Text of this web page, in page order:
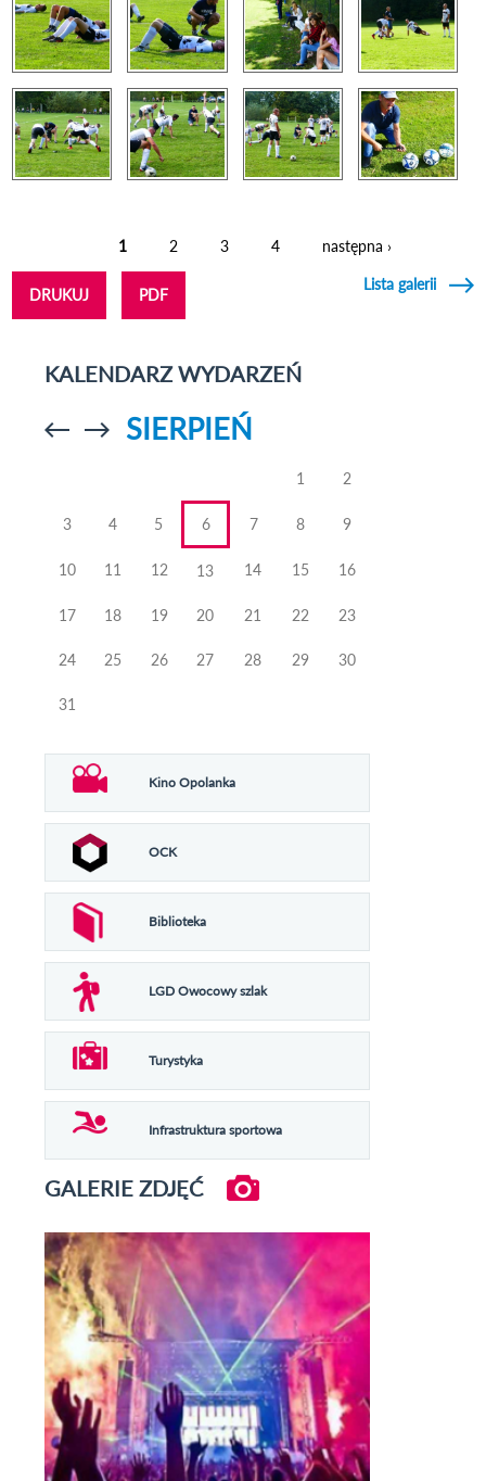
Strony
1 2 3 4 następna ›
DRUKUJ PDF
Lista galerii
KALENDARZ WYDARZEŃ
Przejdź doPrzejdź do
SIERPIEŃ
1 2
3 4 5 6 7 8 9
10 11 12 13 14 15 16
17 18 19 20 21 22 23
24 25 26 27 28 29 30
31
Kino Opolanka
OCK
Biblioteka
LGD Owocowy szlak
Turystyka
Infrastruktura sportowa
GALERIE ZDJĘĆ